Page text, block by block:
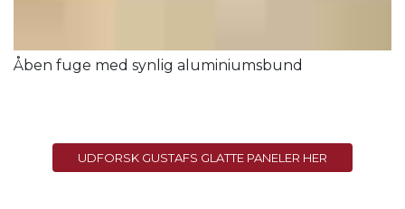
Åben fuge med synlig aluminiumsbund
UDFORSK GUSTAFS GLATTE PANELER HER